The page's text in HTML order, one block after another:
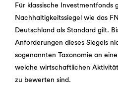
Für klassische Investmentfonds
Nachhaltigkeitssiegel wie das
Deutschland als Standard gilt.
Anforderungen dieses Siegels
sogenannten Taxonomie an
welche wirtschaftlichen
zu bewerten sind.